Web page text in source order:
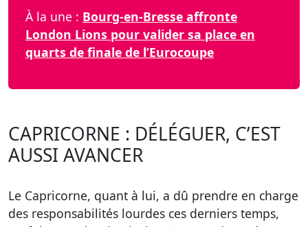
À la une : Bourg-en-Bresse affronte
London Lions pour valider sa place en
quarts de finale de l’Eurocoupe
CAPRICORNE : DÉLÉGUER, C’EST
AUSSI AVANCER
Le Capricorne, quant à lui, a dû prendre en charge
des responsabilités lourdes ces derniers temps,